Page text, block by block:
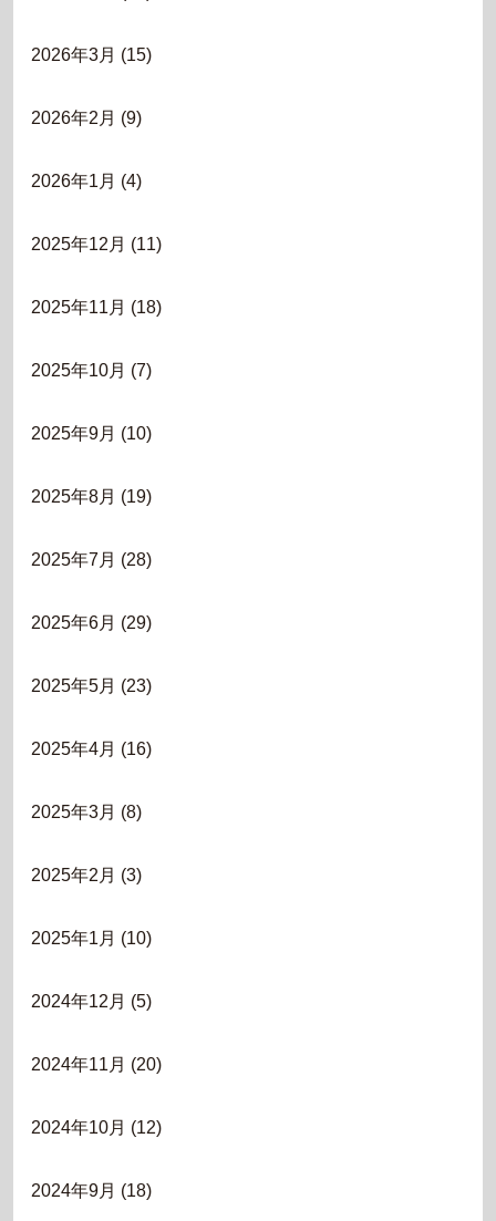
2026年3月 (15)
2026年2月 (9)
2026年1月 (4)
2025年12月 (11)
2025年11月 (18)
2025年10月 (7)
2025年9月 (10)
2025年8月 (19)
2025年7月 (28)
2025年6月 (29)
2025年5月 (23)
2025年4月 (16)
2025年3月 (8)
2025年2月 (3)
2025年1月 (10)
2024年12月 (5)
2024年11月 (20)
2024年10月 (12)
2024年9月 (18)